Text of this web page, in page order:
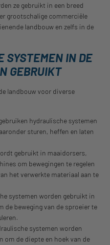
ze gebruikt in een breed
grootschalige commerciële
landbouw en zelfs in de
SYSTEMEN IN DE
GEBRUIKT
landbouw voor diverse
hydraulische systemen
sturen, heffen en laten
gebruikt in maaidorsers,
om bewegingen te regelen
het verwerkte materiaal aan te
systemen worden gebruikt in
beweging van de sproeier te
systemen worden
om de diepte en hoek van de